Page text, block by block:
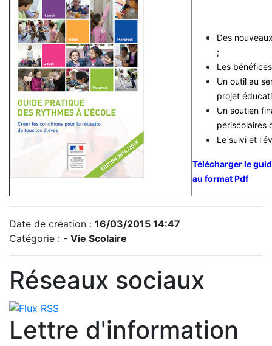
Des
;
Les
Un outil au
projet
Un soutien
périscolaires
Le suivi et
Télécharger le
au format Pdf
Date de création : 16/03/2015 14:47
Catégorie : - Vie Scolaire
Réseaux sociaux
Lettre d'information